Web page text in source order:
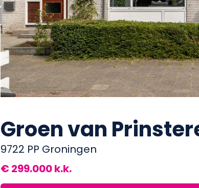
Groen van
9722 PP Groningen
€ 299.000 k.k.